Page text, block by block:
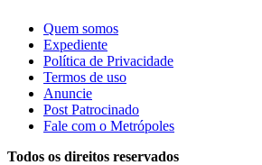
Quem somos
Expediente
Política de Privacidade
Termos de uso
Anuncie
Post Patrocinado
Fale com o Metrópoles
Todos os direitos reservados